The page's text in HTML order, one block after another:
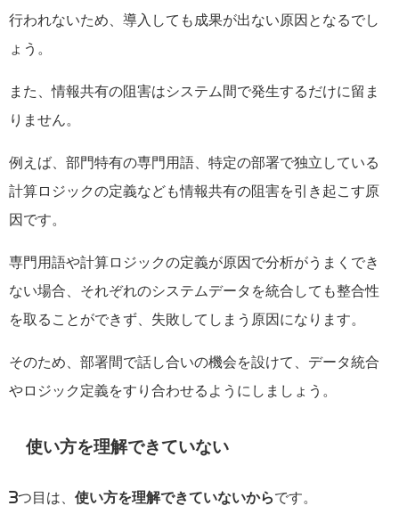
行われないため、導入しても成果が出ない原因となるでし
ょう。
また、情報共有の阻害はシステム間で発生するだけに留ま
りません。
例えば、部門特有の専門用語、特定の部署で独立している
計算ロジックの定義なども情報共有の阻害を引き起こす原
因です。
専門用語や計算ロジックの定義が原因で分析がうまくでき
ない場合、それぞれのシステムデータを統合しても整合性
を取ることができず、失敗してしまう原因になります。
そのため、部署間で話し合いの機会を設けて、データ統合
やロジック定義をすり合わせるようにしましょう。
使い方を理解できていない
3つ目は、 使い方を理解できていないからです。